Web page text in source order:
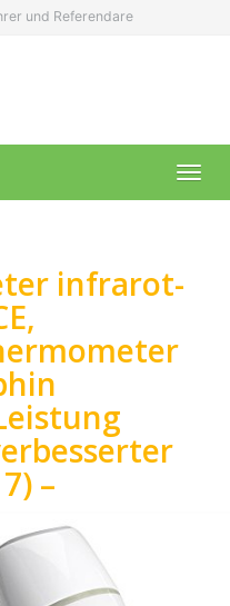
und Referendare
infrarot-
–